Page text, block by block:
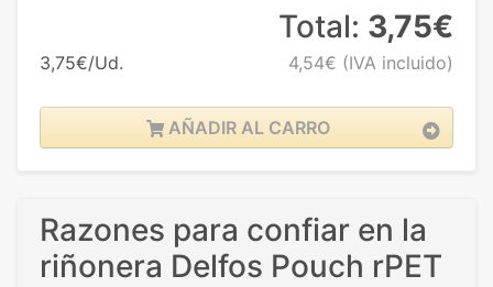
3,75€/Ud.
Total: 3,75€
4,54€ (IVA incluido)
AÑADIR AL CARRO
Razones para confiar en la
riñonera Delfos Pouch rPET